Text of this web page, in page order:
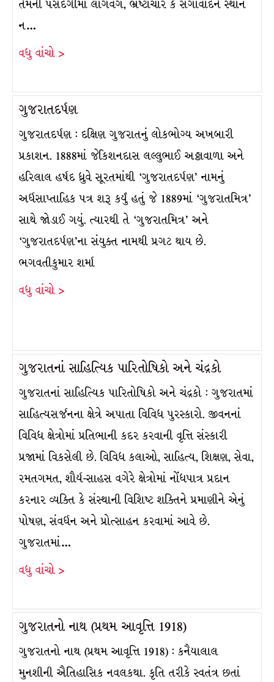
તેમની પસંદગીમાં લાગવગ, ભ્રષ્ટાચાર કે સગાવાદને સ્થાન
ન…
વધુ વાંચો >
ગુજરાતદર્પણ
ગુજરાતદર્પણ : દક્ષિણ ગુજરાતનું લોકભોગ્ય અખબારી
પ્રકાશન. 1888માં જેકિશનદાસ લલ્લુભાઈ અઠ્ઠાવાળા અને
હરિલાલ હર્ષદ ધ્રુવે સૂરતમાંથી ‘ગુજરાતદર્પણ’ નામનું
અર્ધસાપ્તાહિક પત્ર શરૂ કર્યું હતું જે 1889માં ‘ગુજરાતમિત્ર’
સાથે જોડાઈ ગયું. ત્યારથી તે ‘ગુજરાતમિત્ર’ અને
‘ગુજરાતદર્પણ’ના સંયુક્ત નામથી પ્રગટ થાય છે.
ભગવતીકુમાર શર્મા
વધુ વાંચો >
ગુજરાતનાં સાહિત્યિક પારિતોષિકો અને ચંદ્રકો
ગુજરાતનાં સાહિત્યિક પારિતોષિકો અને ચંદ્રકો : ગુજરાતમાં
સાહિત્યસર્જનના ક્ષેત્રે અપાતા વિવિધ પુરસ્કારો. જીવનનાં
વિવિધ ક્ષેત્રોમાં પ્રતિભાની કદર કરવાની વૃત્તિ સંસ્કારી
પ્રજામાં વિકસેલી છે. વિવિધ કલાઓ, સાહિત્ય, શિક્ષણ, સેવા,
રમતગમત, શૌર્ય-સાહસ વગેરે ક્ષેત્રોમાં નોંધપાત્ર પ્રદાન
કરનાર વ્યક્તિ કે સંસ્થાની વિશિષ્ટ શક્તિને પ્રમાણીને એનું
પોષણ, સંવર્ધન અને પ્રોત્સાહન કરવામાં આવે છે.
ગુજરાતમાં…
વધુ વાંચો >
ગુજરાતનો નાથ (પ્રથમ આવૃત્તિ 1918)
ગુજરાતનો નાથ (પ્રથમ આવૃત્તિ 1918) : કનૈયાલાલ
મુનશીની ઐતિહાસિક નવલકથા. કૃતિ તરીકે સ્વતંત્ર છતાં